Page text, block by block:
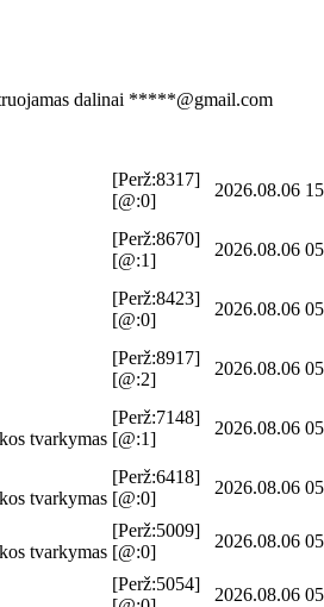
*****@gmail.com
[Perž:8317]
[@:0]
2026.08.06
[Perž:8670]
[@:1]
2026.08.06
[Perž:8423]
[@:0]
2026.08.06
[Perž:8917]
[@:2]
2026.08.06
tvarkymas
[Perž:7148]
[@:1]
2026.08.06
tvarkymas
[Perž:6418]
[@:0]
2026.08.06
tvarkymas
[Perž:5009]
[@:0]
2026.08.06
[Perž:5054]
2026.08.06